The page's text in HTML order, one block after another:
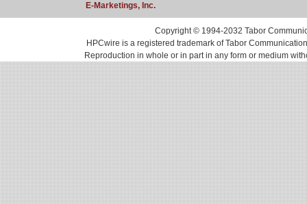
E-Marketings, Inc.
Copyright © 1994-2032 Tabor
HPCwire is a registered trademark of Tabor
Reproduction in whole or in part in any form or medium